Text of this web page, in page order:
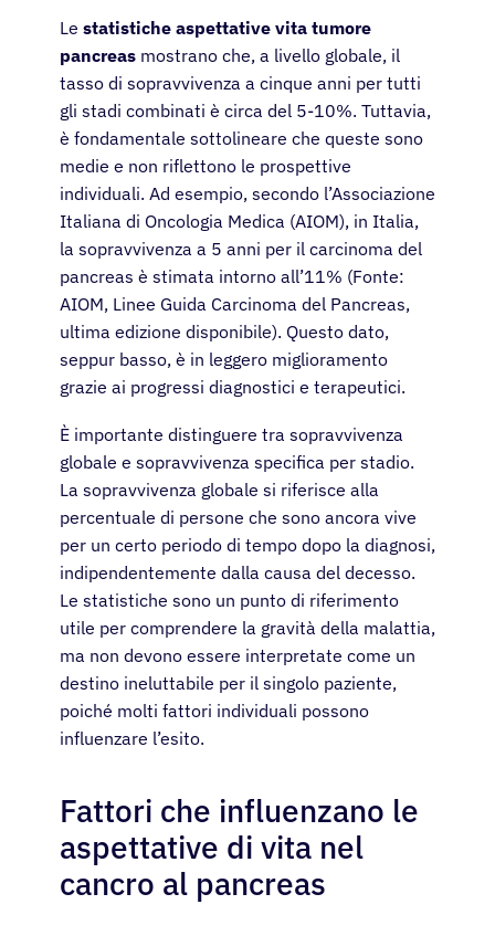
Le statistiche aspettative vita tumore
pancreas mostrano che, a livello globale, il
tasso di sopravvivenza a cinque anni per tutti
gli stadi combinati è circa del 5-10%. Tuttavia,
è fondamentale sottolineare che queste sono
medie e non riflettono le prospettive
individuali. Ad esempio, secondo l’Associazione
Italiana di Oncologia Medica (AIOM), in Italia,
la sopravvivenza a 5 anni per il carcinoma del
pancreas è stimata intorno all’11% (Fonte:
AIOM, Linee Guida Carcinoma del Pancreas,
ultima edizione disponibile). Questo dato,
seppur basso, è in leggero miglioramento
grazie ai progressi diagnostici e terapeutici.
È importante distinguere tra sopravvivenza
globale e sopravvivenza specifica per stadio.
La sopravvivenza globale si riferisce alla
percentuale di persone che sono ancora vive
per un certo periodo di tempo dopo la diagnosi,
indipendentemente dalla causa del decesso.
Le statistiche sono un punto di riferimento
utile per comprendere la gravità della malattia,
ma non devono essere interpretate come un
destino ineluttabile per il singolo paziente,
poiché molti fattori individuali possono
influenzare l’esito.
Fattori che influenzano le
aspettative di vita nel
cancro al pancreas